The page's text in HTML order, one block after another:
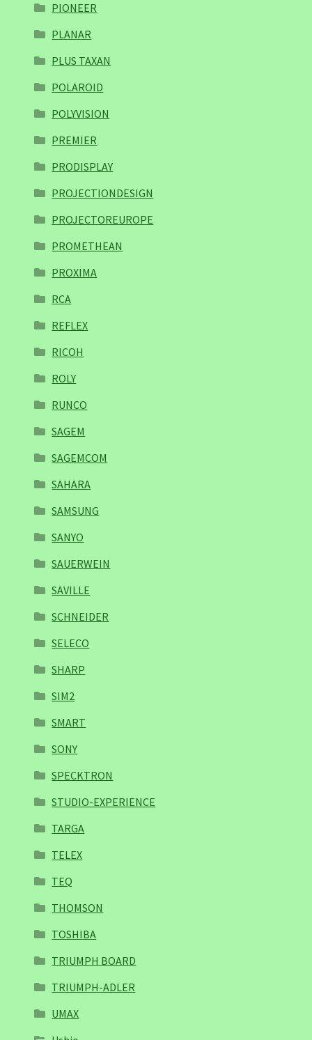
PIONEER
PLANAR
PLUS TAXAN
POLAROID
POLYVISION
PREMIER
PRODISPLAY
PROJECTIONDESIGN
PROJECTOREUROPE
PROMETHEAN
PROXIMA
RCA
REFLEX
RICOH
ROLY
RUNCO
SAGEM
SAGEMCOM
SAHARA
SAMSUNG
SANYO
SAUERWEIN
SAVILLE
SCHNEIDER
SELECO
SHARP
SIM2
SMART
SONY
SPECKTRON
STUDIO-EXPERIENCE
TARGA
TELEX
TEQ
THOMSON
TOSHIBA
TRIUMPH BOARD
TRIUMPH-ADLER
UMAX